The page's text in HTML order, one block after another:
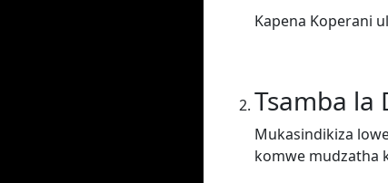
Kapena Koperani
Tsamba la
Mukasindikiza
komwe mudzatha